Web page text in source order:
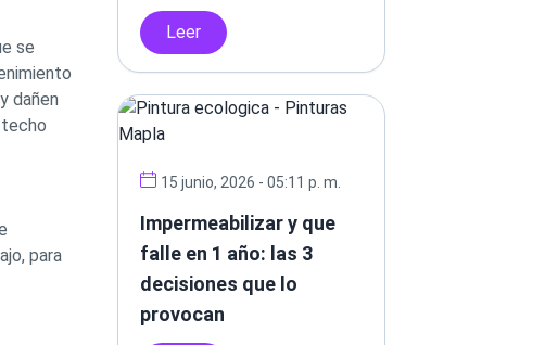
se
dañen
para
Leer
15 junio, 2026 - 05:11 p. m.
Impermeabilizar y que
falle en 1 año: las 3
decisiones que lo
provocan